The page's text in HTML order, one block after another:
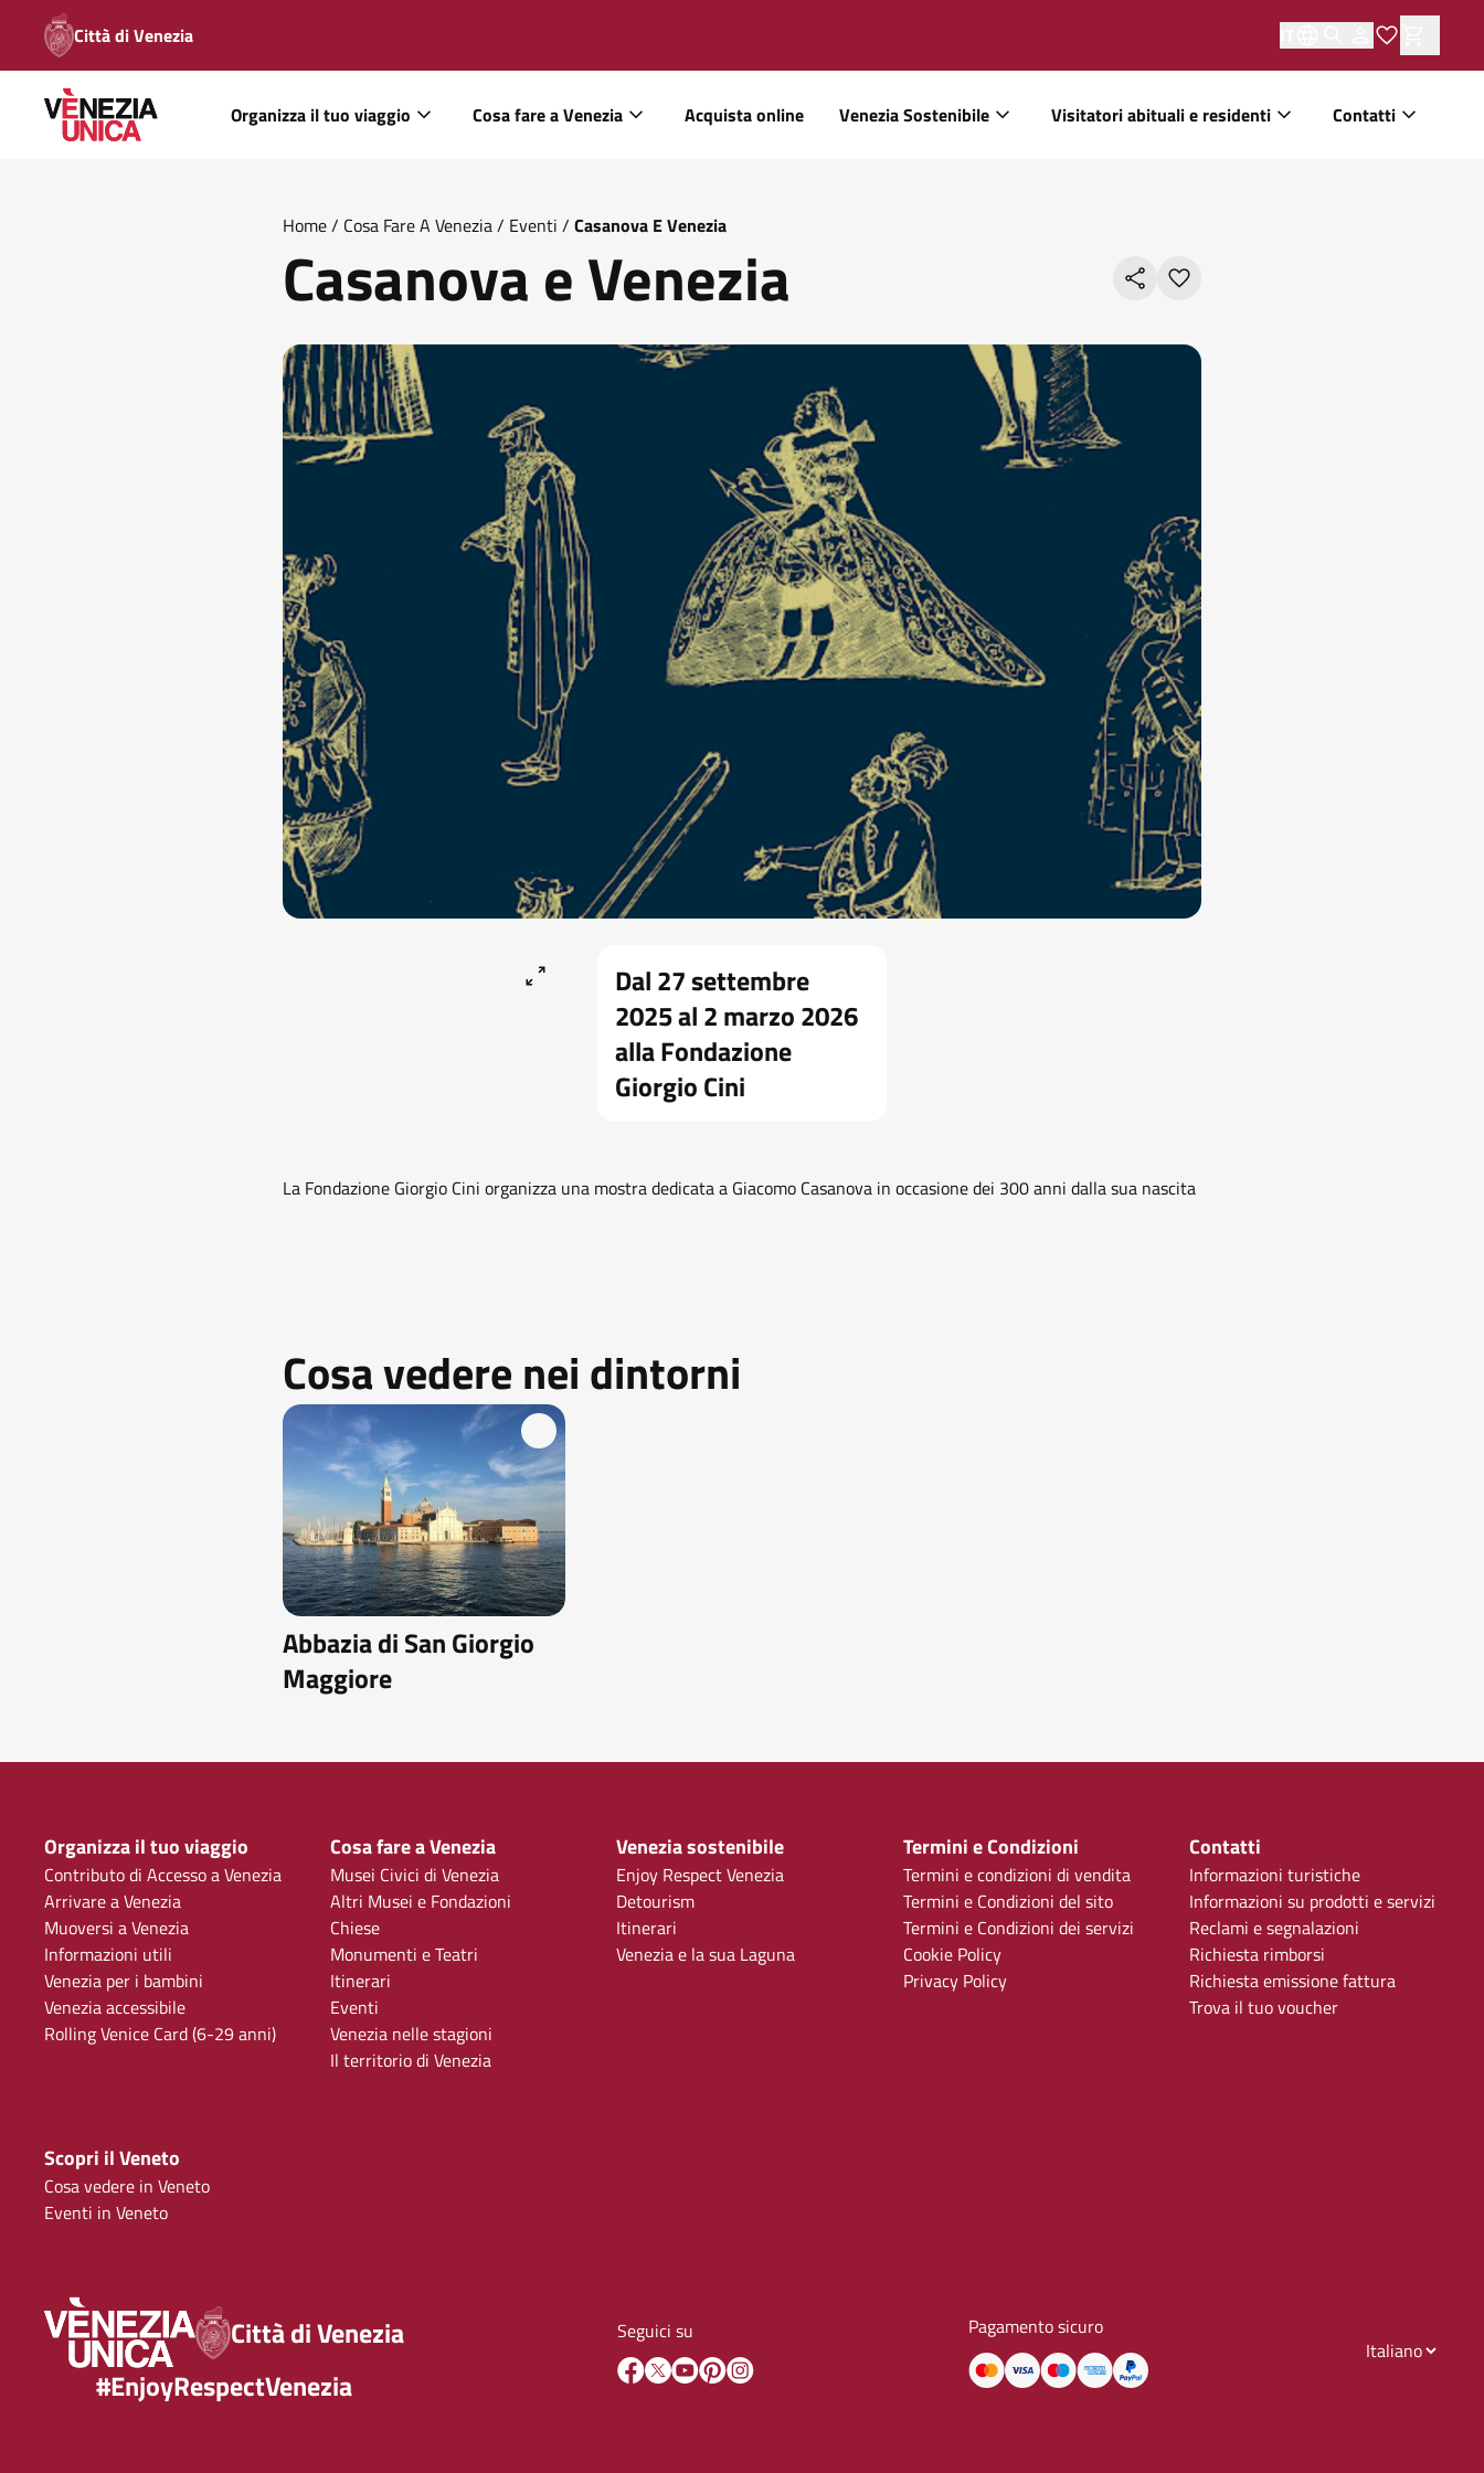
Città di Venezia
Organizza il tuo viaggio Cosa fare a Venezia Acquista online Venezia Sostenibile Visitatori abituali e residenti Contatti
Home/ Cosa Fare A Venezia/ Eventi / Casanova E Venezia
Casanova e Venezia
Dal 27 settembre
2025 al 2 marzo 2026
alla Fondazione
Giorgio Cini
La Fondazione Giorgio Cini organizza una mostra dedicata a Giacomo Casanova in occasione dei 300 anni dalla sua nascita
Cosa vedere nei dintorni
Abbazia di San Giorgio
Maggiore
Organizza il tuo viaggio
Contributo di Accesso a Venezia
Arrivare a Venezia
Muoversi a Venezia
Informazioni utili
Venezia per i bambini
Venezia accessibile
Rolling Venice Card (6-29 anni)
Cosa fare a Venezia
Musei Civici di Venezia
Altri Musei e Fondazioni
Chiese
Monumenti e Teatri
Itinerari
Eventi
Venezia nelle stagioni
Il territorio di Venezia
Venezia sostenibile
Enjoy Respect Venezia
Detourism
Itinerari
Venezia e la sua Laguna
Termini e Condizioni
Termini e condizioni di vendita
Termini e Condizioni del sito
Termini e Condizioni dei servizi
Cookie Policy
Privacy Policy
Contatti
Informazioni turistiche
Informazioni su prodotti e servizi
Reclami e segnalazioni
Richiesta rimborsi
Richiesta emissione fattura
Trova il tuo voucher
Scopri il Veneto
Cosa vedere in Veneto
Eventi in Veneto
Città di Venezia
#EnjoyRespectVenezia
Seguici su Pagamento sicuro